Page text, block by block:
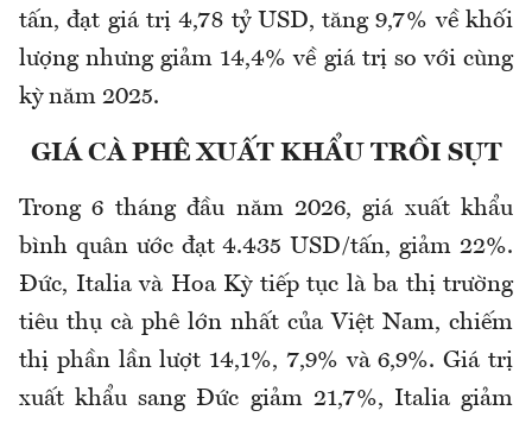
tấn, đạt giá trị 4,78 tỷ USD, tăng 9,7% về khối
lượng nhưng giảm 14,4% về giá trị so với cùng
kỳ năm 2025.
GIÁ CÀ PHÊ XUẤT KHẨU TRỒI SỤT
Trong 6 tháng đầu năm 2026, giá xuất khẩu
bình quân ước đạt 4.435 USD/tấn, giảm 22%.
Đức, Italia và Hoa Kỳ tiếp tục là ba thị trường
tiêu thụ cà phê lớn nhất của Việt Nam, chiếm
thị phần lần lượt 14,1%, 7,9% và 6,9%.Giá trị
xuất khẩu sang Đức giảm 21,7%, Italia giảm